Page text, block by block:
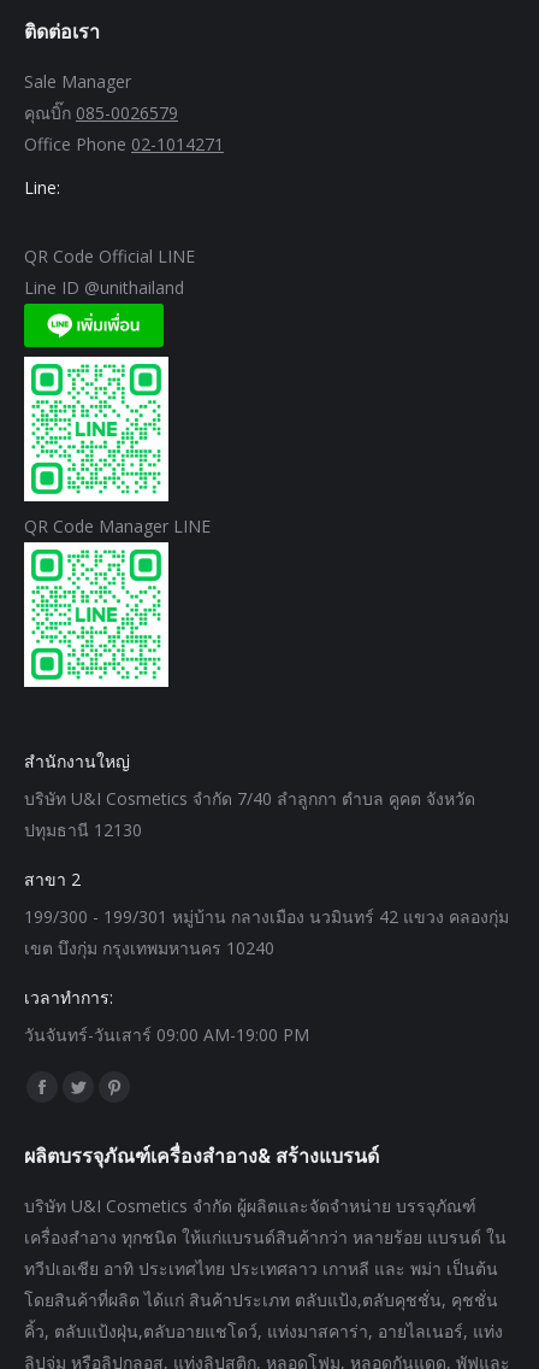
ติดต่อเรา
Sale Manager
คุณบิ๊ก 085-0026579
Office Phone 02-1014271
Line:
QR Code Official LINE
Line ID @unithailand
QR Code Manager LINE
สำนักงานใหญ่
บริษัท U&I Cosmetics จำกัด 7/40 ลำลูกกา ตำบล คูคต จังหวัด
ปทุมธานี 12130
สาขา 2
199/300 - 199/301 หมู่บ้าน กลางเมือง นวมินทร์ 42 แขวง คลองกุ่ม
เขต บึงกุ่ม กรุงเทพมหานคร 10240
เวลาทำการ:
วันจันทร์-วันเสาร์ 09:00 AM-19:00 PM
Find us on:
Facebook
opens
in
new
window
Twitter
opens
new
window
Pinterest
opens
window
ผลิตบรรจุภัณฑ์เครื่องสำอาง& สร้างแบรนด์
บริษัท U&I Cosmetics จำกัด ผู้ผลิตและจัดจำหน่าย บรรจุภัณฑ์
เครื่องสำอาง ทุกชนิด ให้แก่แบรนด์สินค้ากว่า หลายร้อย แบรนด์ ใน
ทวีปเอเชีย อาทิ ประเทศไทย ประเทศลาว เกาหลี และ พม่า เป็นต้น
โดยสินค้าที่ผลิต ได้แก่ สินค้าประเภท ตลับแป้ง,ตลับคุชชั่น, คุชชั่น
คิ้ว, ตลับแป้งฝุ่น,ตลับอายแชโดว์, แท่งมาสคาร่า, อายไลเนอร์, แท่ง
ลิปจุ่ม หรือลิปกลอส, แท่งลิปสติก, หลอดโฟม, หลอดกันแดด, พัฟและ